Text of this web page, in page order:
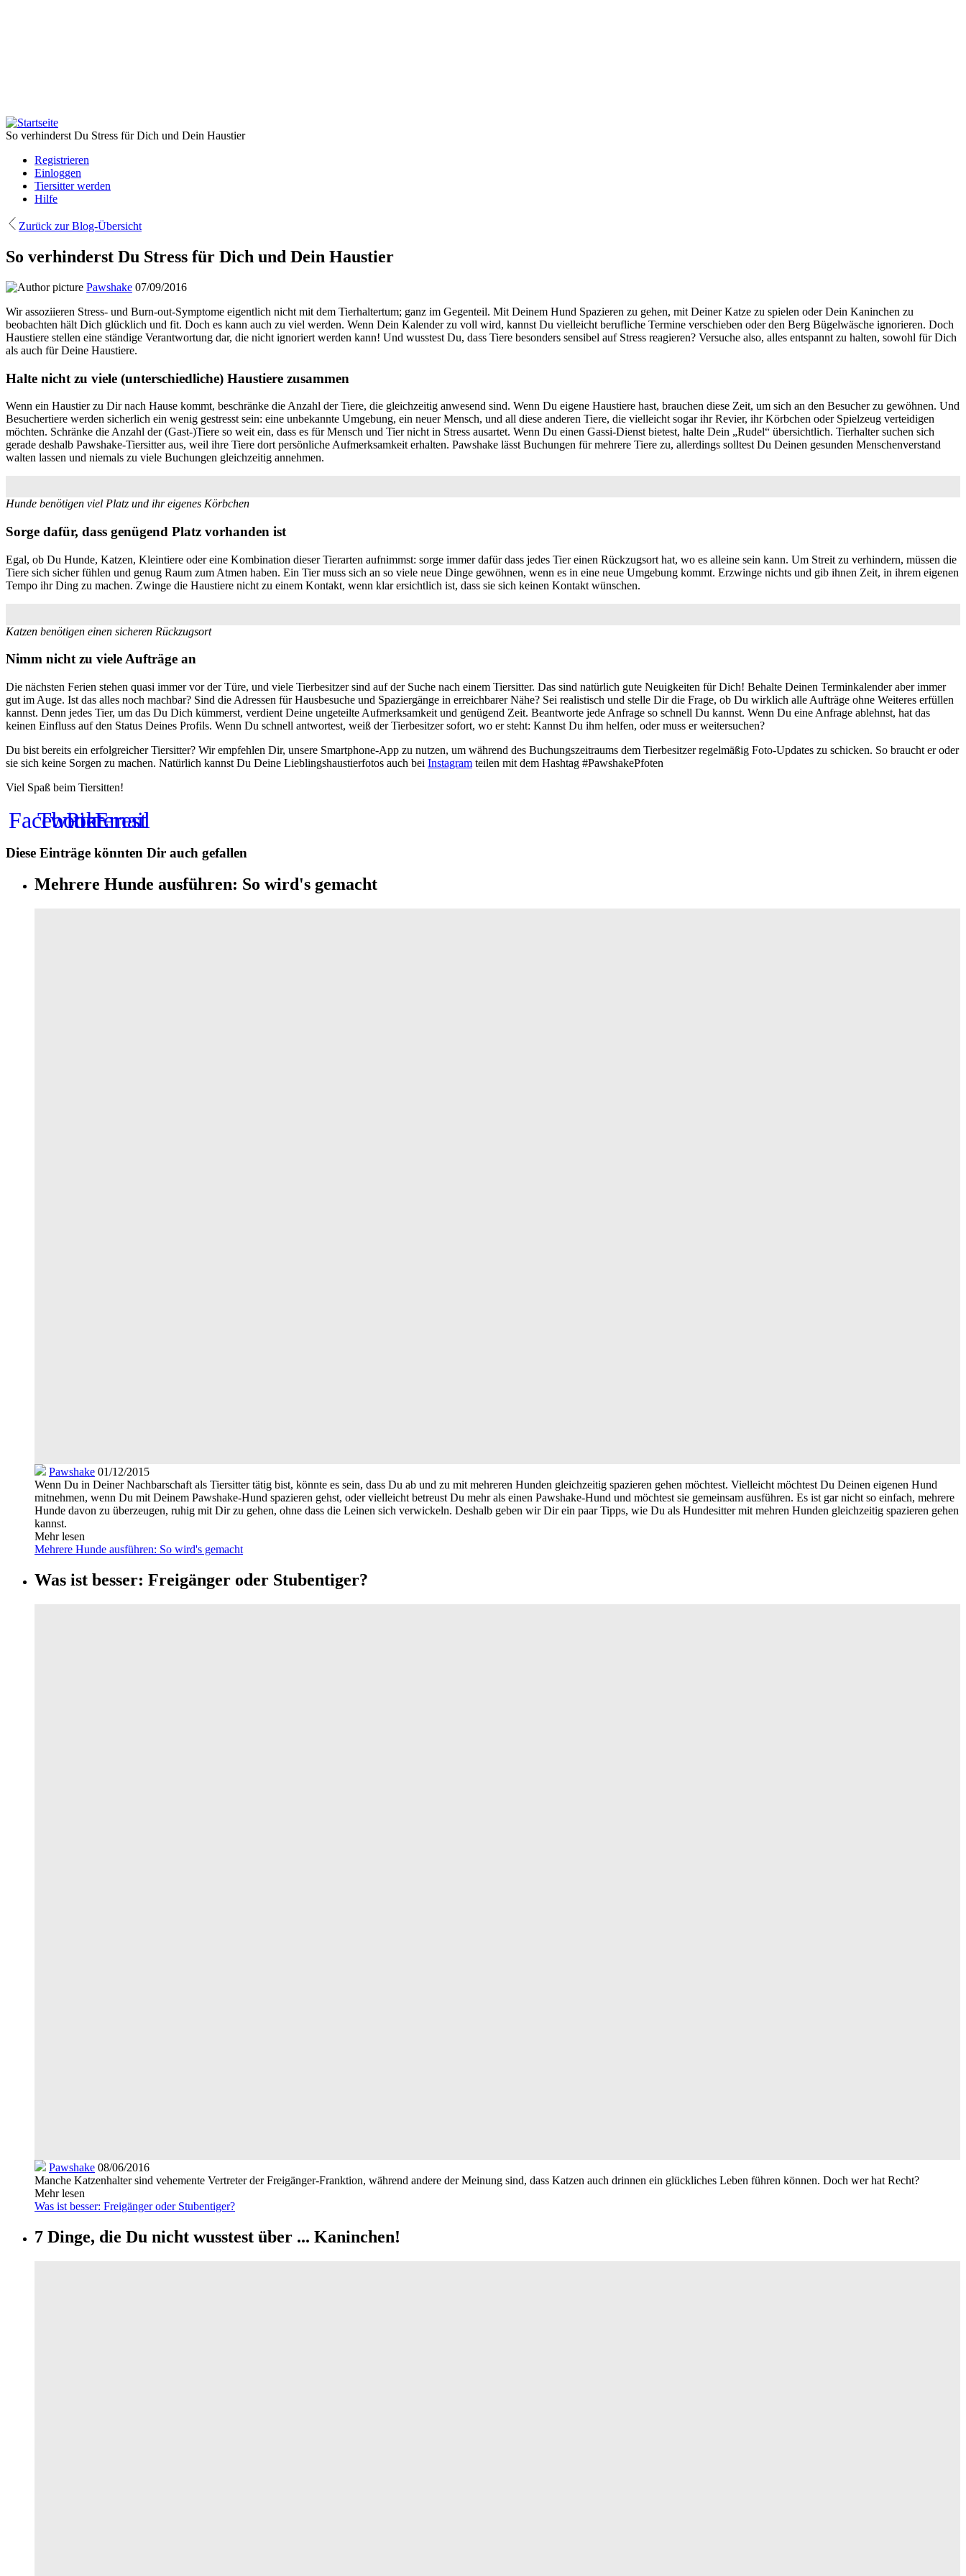
So verhinderst Du Stress für Dich und Dein Haustier
Registrieren
Einloggen
Tiersitter werden
Hilfe
Zurück zur Blog-Übersicht
So verhinderst Du Stress für Dich und Dein Haustier
Pawshake 07/09/2016
Wir assoziieren Stress- und Burn-out-Symptome eigentlich nicht mit dem Tierhaltertum; ganz im Gegenteil. Mit Deinem Hund Spazieren zu gehen, mit Deiner Katze zu spielen oder Dein Kaninchen zu
beobachten hält Dich glücklich und fit. Doch es kann auch zu viel werden. Wenn Dein Kalender zu voll wird, kannst Du vielleicht berufliche Termine verschieben oder den Berg Bügelwäsche ignorieren. Doch
Haustiere stellen eine ständige Verantwortung dar, die nicht ignoriert werden kann! Und wusstest Du, dass Tiere besonders sensibel auf Stress reagieren? Versuche also, alles entspannt zu halten, sowohl für Dich
als auch für Deine Haustiere.
Halte nicht zu viele (unterschiedliche) Haustiere zusammen
Wenn ein Haustier zu Dir nach Hause kommt, beschränke die Anzahl der Tiere, die gleichzeitig anwesend sind. Wenn Du eigene Haustiere hast, brauchen diese Zeit, um sich an den Besucher zu gewöhnen. Und
Besuchertiere werden sicherlich ein wenig gestresst sein: eine unbekannte Umgebung, ein neuer Mensch, und all diese anderen Tiere, die vielleicht sogar ihr Revier, ihr Körbchen oder Spielzeug verteidigen
möchten. Schränke die Anzahl der (Gast-)Tiere so weit ein, dass es für Mensch und Tier nicht in Stress ausartet. Wenn Du einen Gassi-Dienst bietest, halte Dein „Rudel“ übersichtlich. Tierhalter suchen sich
gerade deshalb Pawshake-Tiersitter aus, weil ihre Tiere dort persönliche Aufmerksamkeit erhalten. Pawshake lässt Buchungen für mehrere Tiere zu, allerdings solltest Du Deinen gesunden Menschenverstand
walten lassen und niemals zu viele Buchungen gleichzeitig annehmen.
Hunde benötigen viel Platz und ihr eigenes Körbchen
Sorge dafür, dass genügend Platz vorhanden ist
Egal, ob Du Hunde, Katzen, Kleintiere oder eine Kombination dieser Tierarten aufnimmst: sorge immer dafür dass jedes Tier einen Rückzugsort hat, wo es alleine sein kann. Um Streit zu verhindern, müssen die
Tiere sich sicher fühlen und genug Raum zum Atmen haben. Ein Tier muss sich an so viele neue Dinge gewöhnen, wenn es in eine neue Umgebung kommt. Erzwinge nichts und gib ihnen Zeit, in ihrem eigenen
Tempo ihr Ding zu machen. Zwinge die Haustiere nicht zu einem Kontakt, wenn klar ersichtlich ist, dass sie sich keinen Kontakt wünschen.
Katzen benötigen einen sicheren Rückzugsort
Nimm nicht zu viele Aufträge an
Die nächsten Ferien stehen quasi immer vor der Türe, und viele Tierbesitzer sind auf der Suche nach einem Tiersitter. Das sind natürlich gute Neuigkeiten für Dich! Behalte Deinen Terminkalender aber immer
gut im Auge. Ist das alles noch machbar? Sind die Adressen für Hausbesuche und Spaziergänge in erreichbarer Nähe? Sei realistisch und stelle Dir die Frage, ob Du wirklich alle Aufträge ohne Weiteres erfüllen
kannst. Denn jedes Tier, um das Du Dich kümmerst, verdient Deine ungeteilte Aufmerksamkeit und genügend Zeit. Beantworte jede Anfrage so schnell Du kannst. Wenn Du eine Anfrage ablehnst, hat das
keinen Einfluss auf den Status Deines Profils. Wenn Du schnell antwortest, weiß der Tierbesitzer sofort, wo er steht: Kannst Du ihm helfen, oder muss er weitersuchen?
Du bist bereits ein erfolgreicher Tiersitter? Wir empfehlen Dir, unsere Smartphone-App zu nutzen, um während des Buchungszeitraums dem Tierbesitzer regelmäßig Foto-Updates zu schicken. So braucht er oder
sie sich keine Sorgen zu machen. Natürlich kannst Du Deine Lieblingshaustierfotos auch bei Instagram teilen mit dem Hashtag #PawshakePfoten
Viel Spaß beim Tiersitten!
Facebook
Twitter
Pinterest
Email
Diese Einträge könnten Dir auch gefallen
Mehrere Hunde ausführen: So wird's gemacht
Pawshake 01/12/2015
Wenn Du in Deiner Nachbarschaft als Tiersitter tätig bist, könnte es sein, dass Du ab und zu mit mehreren Hunden gleichzeitig spazieren gehen möchtest. Vielleicht möchtest Du Deinen eigenen Hund
mitnehmen, wenn Du mit Deinem Pawshake-Hund spazieren gehst, oder vielleicht betreust Du mehr als einen Pawshake-Hund und möchtest sie gemeinsam ausführen. Es ist gar nicht so einfach, mehrere
Hunde davon zu überzeugen, ruhig mit Dir zu gehen, ohne dass die Leinen sich verwickeln. Deshalb geben wir Dir ein paar Tipps, wie Du als Hundesitter mit mehren Hunden gleichzeitig spazieren gehen
kannst.
Mehr lesen
Mehrere Hunde ausführen: So wird's gemacht
Was ist besser: Freigänger oder Stubentiger?
Pawshake 08/06/2016
Manche Katzenhalter sind vehemente Vertreter der Freigänger-Franktion, während andere der Meinung sind, dass Katzen auch drinnen ein glückliches Leben führen können. Doch wer hat Recht?
Mehr lesen
Was ist besser: Freigänger oder Stubentiger?
7 Dinge, die Du nicht wusstest über ... Kaninchen!